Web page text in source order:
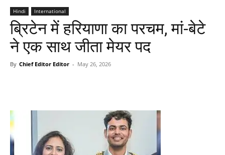
Hindi International
ब्रिटेन में हरियाणा का परचम, मां-बेटे
ने एक साथ जीता मेयर पद
By Chief Editor Editor - May 26, 2026